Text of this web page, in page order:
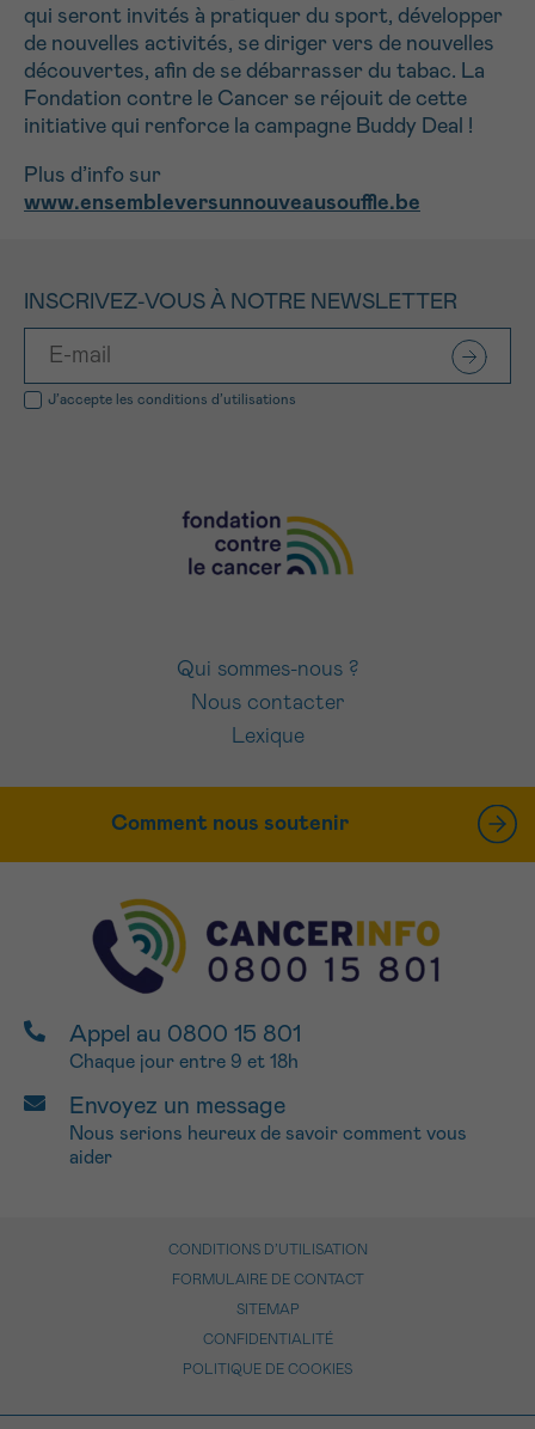
qui seront invités à pratiquer du sport, développer
de nouvelles activités, se diriger vers de nouvelles
découvertes, afin de se débarrasser du tabac. La
Fondation contre le Cancer se réjouit de cette
initiative qui renforce la campagne Buddy Deal !
Plus d’info sur
www.ensembleversunnouveausouffle.be
INSCRIVEZ-VOUS À NOTRE NEWSLETTER
J’accepte les conditions d’utilisations
Qui sommes-nous ?
Nous contacter
Lexique
Comment nous soutenir
Appel au 0800 15 801
Chaque jour entre 9 et 18h
Envoyez un message
Nous serions heureux de savoir comment vous
aider
CONDITIONS D’UTILISATION
FORMULAIRE DE CONTACT
SITEMAP
CONFIDENTIALITÉ
POLITIQUE DE COOKIES